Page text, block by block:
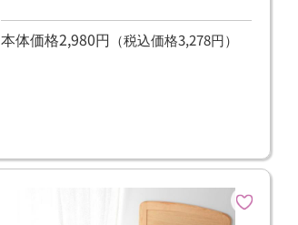
本体価格2,980円 （税込価格3,278円）